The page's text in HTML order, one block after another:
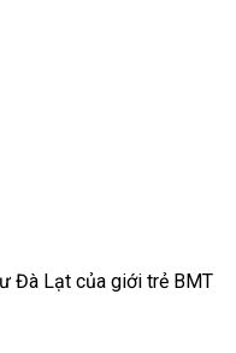
Đà Lạt của giới trẻ BMT